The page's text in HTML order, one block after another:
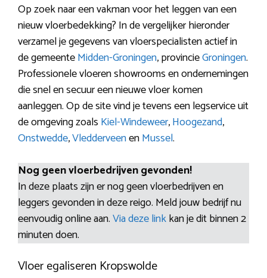
Op zoek naar een vakman voor het leggen van een
nieuw vloerbedekking? In de vergelijker hieronder
verzamel je gegevens van vloerspecialisten actief in
de gemeenteMidden-Groningen, provincieGroningen.
Professionele vloeren showrooms en ondernemingen
die snel en secuur een nieuwe vloer komen
aanleggen. Op de site vind je tevens een legservice uit
de omgeving zoals Kiel-Windeweer,Hoogezand,
Onstwedde,VledderveenenMussel.
Nog geen vloerbedrijven gevonden!
In deze plaats zijn er nog geen vloerbedrijven en
leggers gevonden in deze reigo. Meld jouw bedrijf nu
eenvoudig online aan.Via deze linkkan je dit binnen 2
minuten doen.
Vloer egaliseren Kropswolde